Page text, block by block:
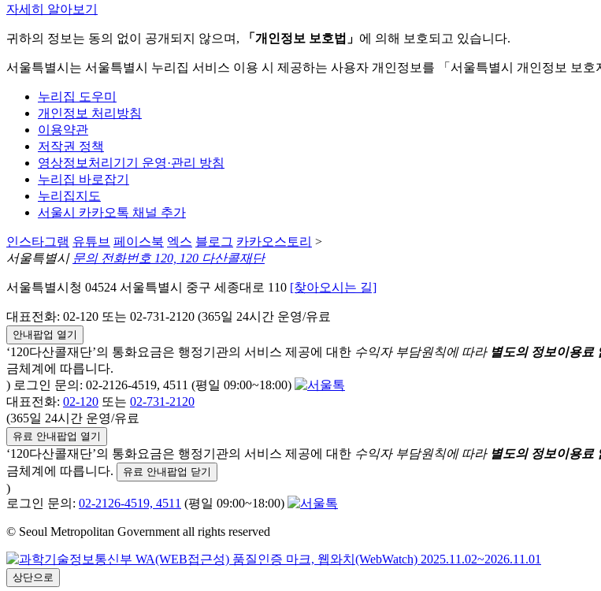
자세히 알아보기
귀하의 정보는 동의 없이 공개되지 않으며, 「개인정보 보호법」 에 의해 보호되고 있습니다.
서울특별시는 서울특별시 누리집 서비스 이용 시 제공하는 사용자 개인정보를 「서울특별시 개인정보 보
누리집 도우미
개인정보 처리방침
이용약관
저작권 정책
영상정보처리기기 운영·관리 방침
누리집 바로잡기
누리집지도
서울시 카카오톡 채널 추가
인스타그램 유튜브 페이스북 엑스 블로그 카카오스토리 >
서울특별시 문의 전화번호 120, 120 다산콜재단
서울특별시청 04524 서울특별시 중구 세종대로 110 [찾아오시는 길]
대표전화: 02-120 또는 02-731-2120 (365일 24시간 운영/유료
안내팝업 열기
‘120다산콜재단’의 통화요금은 행정기관의 서비스 제공에 대한 수익자 부담원칙에 따라 별도의 정보이용료
금체계에 따릅니다.
) 로그인 문의: 02-2126-4519, 4511 (평일 09:00~18:00)
대표전화: 02-120 또는 02-731-2120
(365일 24시간 운영/유료
유료 안내팝업 열기
‘120다산콜재단’의 통화요금은 행정기관의 서비스 제공에 대한 수익자 부담원칙에 따라 별도의 정보이용료
금체계에 따릅니다.
유료 안내팝업 닫기
)
로그인 문의: 02-2126-4519, 4511 (평일 09:00~18:00)
© Seoul Metropolitan Government all rights reserved
상단으로